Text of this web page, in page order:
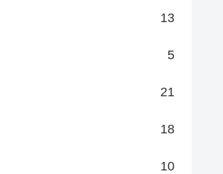
13
5
21
18
10